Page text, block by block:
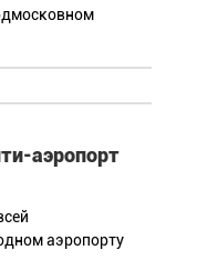
аэропорт
аэропорту